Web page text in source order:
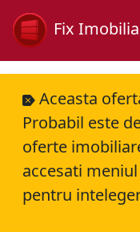
Fix
Aceasta
Probabil este
oferte
accesati
pentru